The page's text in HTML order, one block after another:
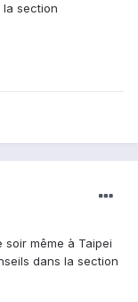
la section
même à Taipei
dans la section